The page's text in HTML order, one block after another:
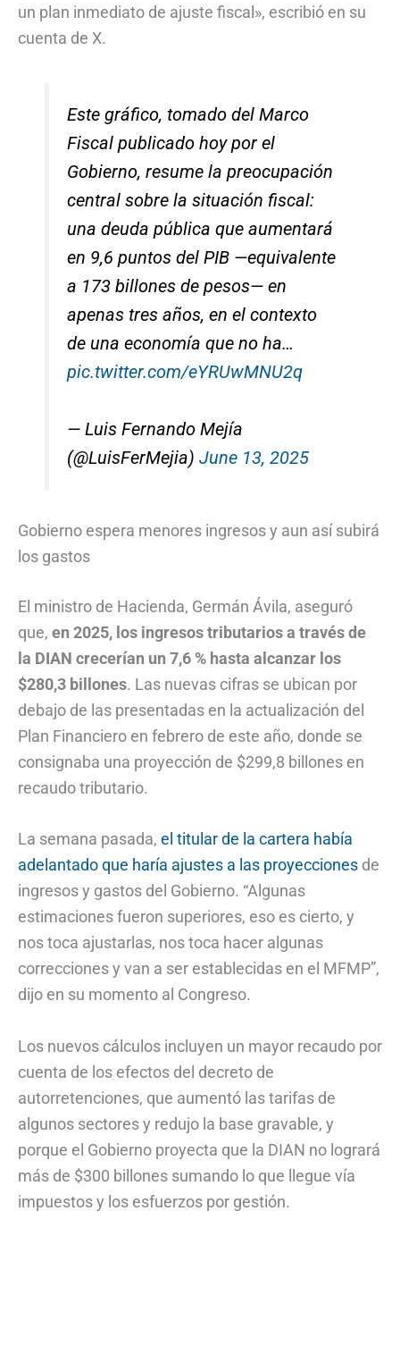
un plan inmediato de ajuste fiscal», escribió en su
cuenta de X.
Este gráfico, tomado del Marco
Fiscal publicado hoy por el
Gobierno, resume la preocupación
central sobre la situación fiscal:
una deuda pública que aumentará
en 9,6 puntos del PIB —equivalente
a 173 billones de pesos— en
apenas tres años, en el contexto
de una economía que no ha…
pic.twitter.com/eYRUwMNU2q
— Luis Fernando Mejía
(@LuisFerMejia) June 13, 2025
Gobierno espera menores ingresos y aun así subirá
los gastos
El ministro de Hacienda, Germán Ávila, aseguró
que, en 2025, los ingresos tributarios a través de
la DIAN crecerían un 7,6 % hasta alcanzar los
$280,3 billones. Las nuevas cifras se ubican por
debajo de las presentadas en la actualización del
Plan Financiero en febrero de este año, donde se
consignaba una proyección de $299,8 billones en
recaudo tributario.
La semana pasada, el titular de la cartera había
adelantado que haría ajustes a las proyecciones de
ingresos y gastos del Gobierno. “Algunas
estimaciones fueron superiores, eso es cierto, y
nos toca ajustarlas, nos toca hacer algunas
correcciones y van a ser establecidas en el MFMP”,
dijo en su momento al Congreso.
Los nuevos cálculos incluyen un mayor recaudo por
cuenta de los efectos del decreto de
autorretenciones, que aumentó las tarifas de
algunos sectores y redujo la base gravable, y
porque el Gobierno proyecta que la DIAN no logrará
más de $300 billones sumando lo que llegue vía
impuestos y los esfuerzos por gestión.